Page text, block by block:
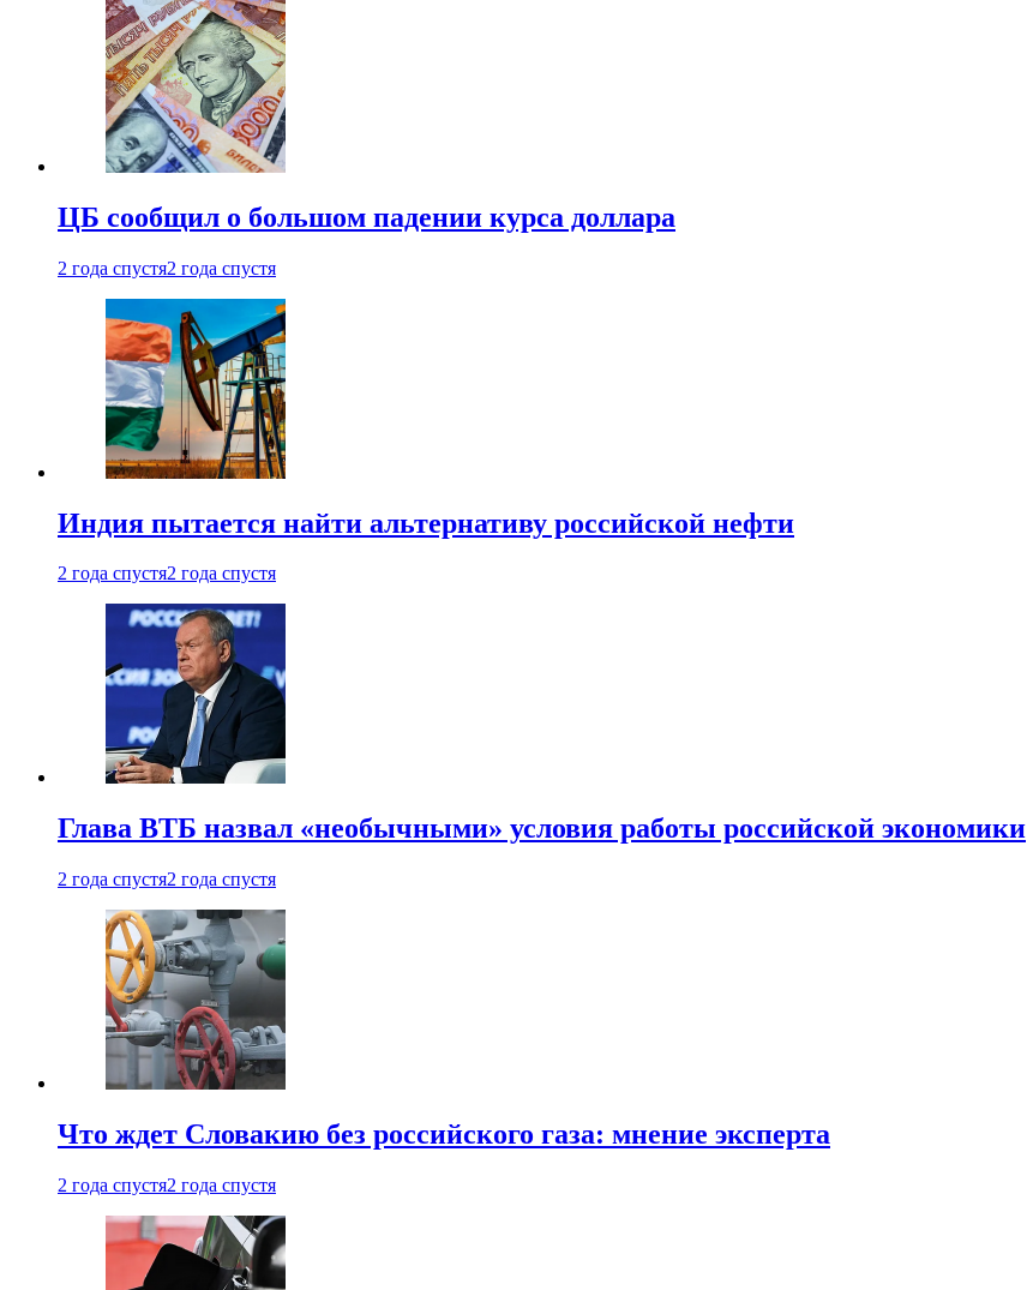
ЦБ сообщил о большом падении курса доллара
2 года спустя2 года спустя
Индия пытается найти альтернативу российской нефти
2 года спустя2 года спустя
Глава ВТБ назвал «необычными» условия работы российской экономики
2 года спустя2 года спустя
Что ждет Словакию без российского газа: мнение эксперта
2 года спустя2 года спустя